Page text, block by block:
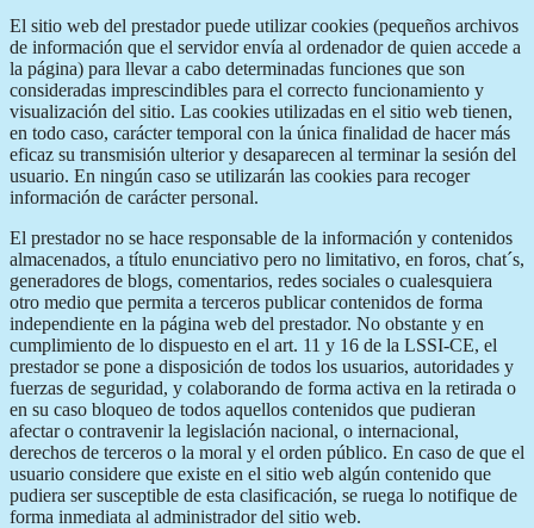
El sitio web del prestador puede utilizar cookies (pequeños archivos
de información que el servidor envía al ordenador de quien accede a
la página) para llevar a cabo determinadas funciones que son
consideradas imprescindibles para el correcto funcionamiento y
visualización del sitio. Las cookies utilizadas en el sitio web tienen,
en todo caso, carácter temporal con la única finalidad de hacer más
eficaz su transmisión ulterior y desaparecen al terminar la sesión del
usuario. En ningún caso se utilizarán las cookies para recoger
información de carácter personal.
El prestador no se hace responsable de la información y contenidos
almacenados, a título enunciativo pero no limitativo, en foros, chat´s,
generadores de blogs, comentarios, redes sociales o cualesquiera
otro medio que permita a terceros publicar contenidos de forma
independiente en la página web del prestador. No obstante y en
cumplimiento de lo dispuesto en el art. 11 y 16 de la LSSI-CE, el
prestador se pone a disposición de todos los usuarios, autoridades y
fuerzas de seguridad, y colaborando de forma activa en la retirada o
en su caso bloqueo de todos aquellos contenidos que pudieran
afectar o contravenir la legislación nacional, o internacional,
derechos de terceros o la moral y el orden público. En caso de que el
usuario considere que existe en el sitio web algún contenido que
pudiera ser susceptible de esta clasificación, se ruega lo notifique de
forma inmediata al administrador del sitio web.